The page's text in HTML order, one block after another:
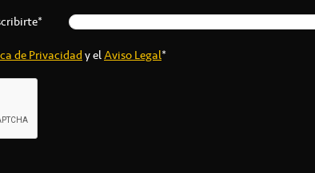
de Privacidady elAviso Legal*